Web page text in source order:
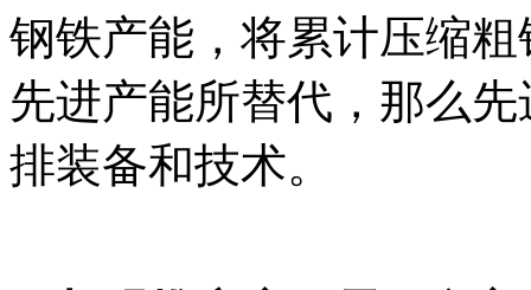
钢铁产能，将累计压缩
先进产能所替代，那么
排装备和技术。